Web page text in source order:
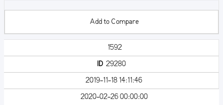
Add to Compare
1592
ID29280
2019-11-18 14:11:46
2020-02-26 00:00:00